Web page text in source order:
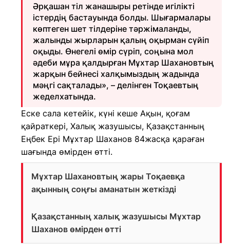
Әрқашан тіл жанашыры ретінде игілікті
істердің бастауында болды. Шығармалары
көптеген шет тілдеріне тәржімаланды,
жалынды жырларын қалың оқырман сүйіп
оқыды. Өнегелі өмір сүріп, соңына мол
әдеби мұра қалдырған Мұхтар Шахановтың
жарқын бейнесі халқымыздың жадында
мәңгі сақталады», – делінген Тоқаевтың
жеделхатында.
Еске сала кетейік, күні кеше Ақын, қоғам
қайраткері, Халық жазушысы, Қазақстанның
Еңбек Ері Мұхтар Шаханов 84жасқа қараған
шағында өмірден өтті.
Мұхтар Шахановтың жары Тоқаевқа
ақынның соңғы аманатын жеткізді
Қазақстанның халық жазушысы Мұхтар
Шаханов өмірден өтті